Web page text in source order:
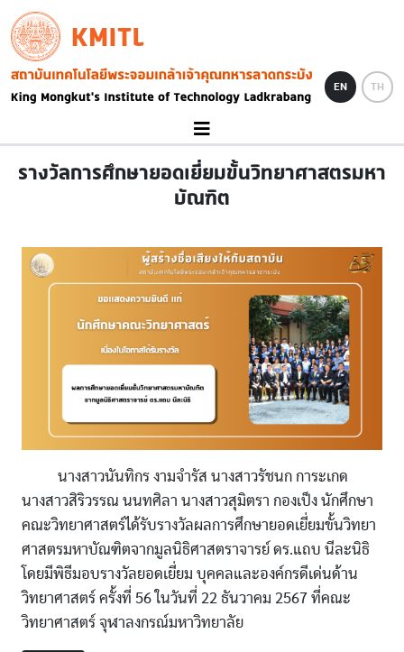
Skip to main content
KMITL
Image
EN TH
รางวัลการศึกษายอดเยี่ยมขั้นวิทยาศาสตรมหา
บัณฑิต
นางสาวนันทิกร งามจำรัส นางสาวรัชนก การะเกด
นางสาวสิริวรรณ นนทศิลา นางสาวสุมิตรา กองเป็ง นักศึกษา
คณะวิทยาศาสตร์ได้รับรางวัลผลการศึกษายอดเยี่ยมขั้นวิทยา
ศาสตรมหาบัณฑิตจากมูลนิธิศาสตราจารย์ ดร.แถบ นีละนิธิ
โดยมีพิธีมอบรางวัลยอดเยี่ยม บุคคลและองค์กรดีเด่นด้าน
วิทยาศาสตร์ ครั้งที่ 56 ในวันที่ 22 ธันวาคม 2567 ที่คณะ
วิทยาศาสตร์ จุฬาลงกรณ์มหาวิทยาลัย